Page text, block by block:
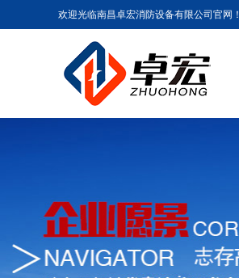
欢迎光临南昌卓宏消防设备有限公司官网！